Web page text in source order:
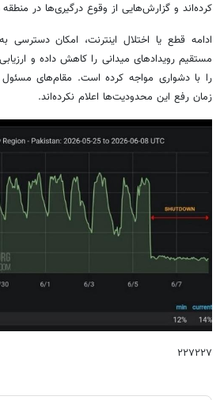
کرده‌اند و گزارش‌هایی از وقوع درگیری‌ها در
ادامه قطع یا اختلال اینترنت، امکان
مستقیم رویدادهای میدانی را کاهش داده و
را با دشواری مواجه کرده است. مقام‌های مسئول
زمان رفع این محدودیت‌ها اعلام نکرده‌اند.
۲۲۷۲۲۷